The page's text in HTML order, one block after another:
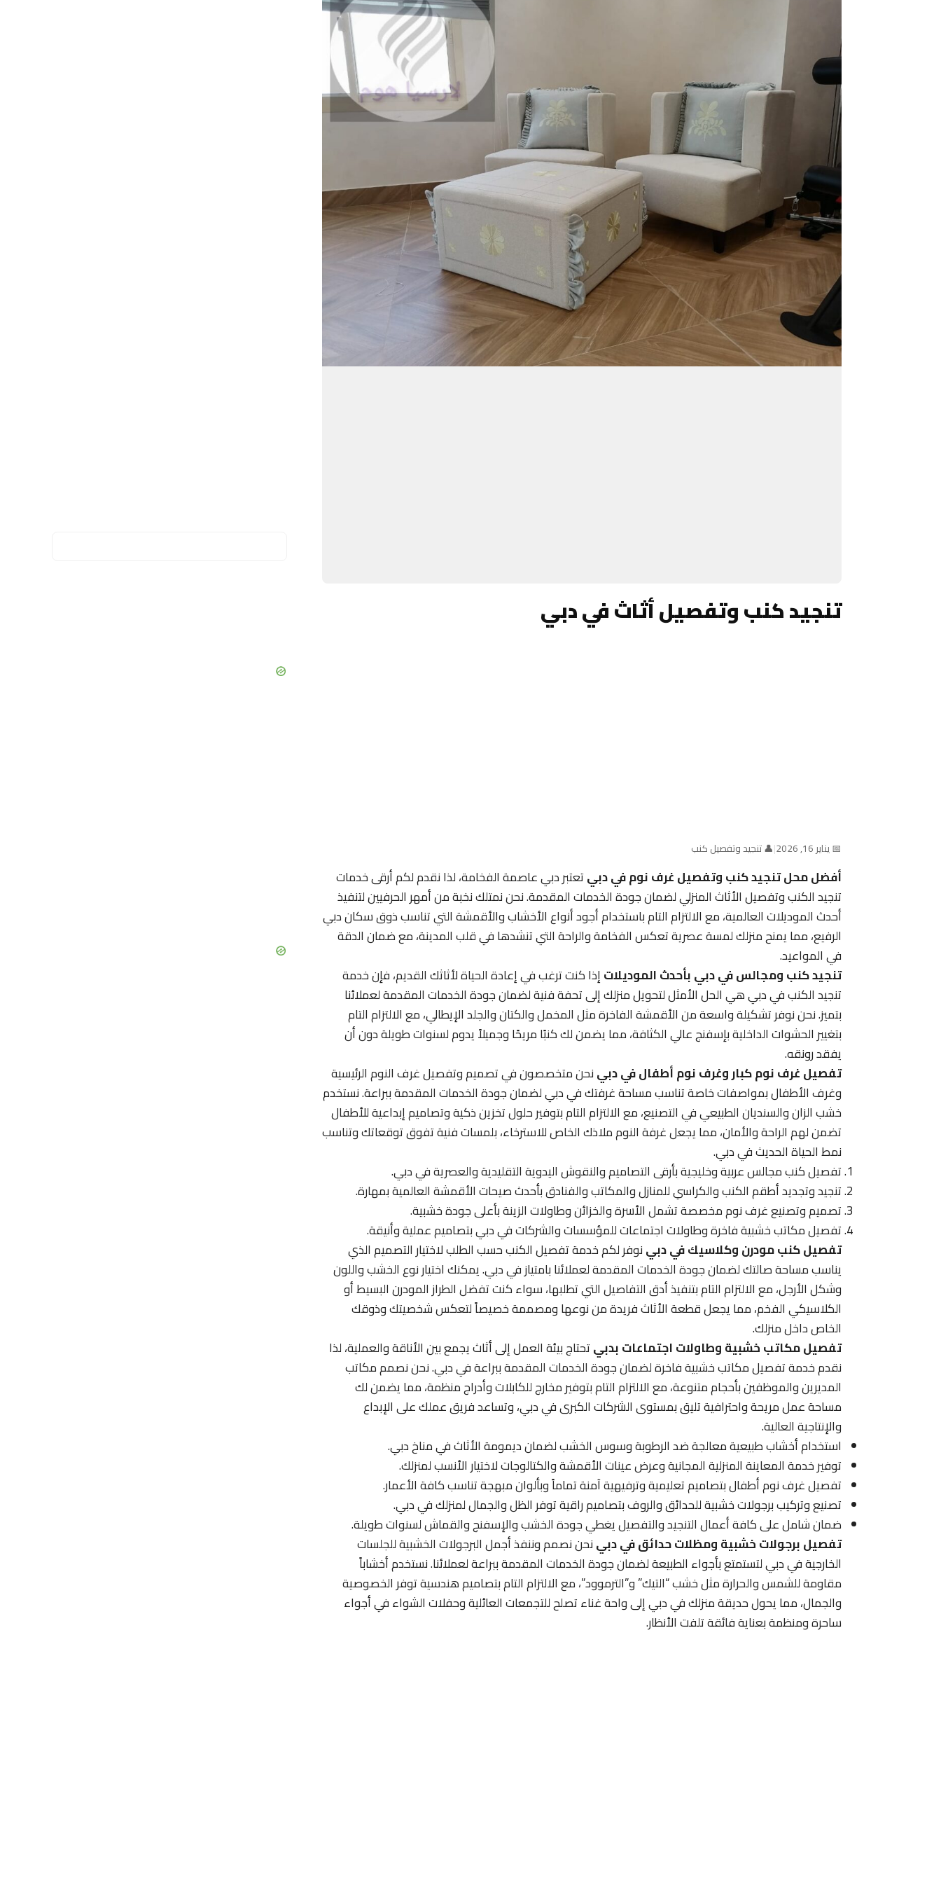
تنجيد كنب وتفصيل أثاث في دبي
📅 يناير 16, 2026 |👤 تنجيد وتفصيل كنب
أفضل محل تنجيد كنب وتفصيل غرف نوم في دبيتعتبر دبي عاصمة الفخامة، لذا نقدم لكم أرقى خدمات
تنجيد الكنب وتفصيل الأثاث المنزلي لضمان جودة الخدمات المقدمة. نحن نمتلك نخبة من أمهر الحرفيين لتنفيذ
أحدث الموديلات العالمية، مع الالتزام التام باستخدام أجود أنواع الأخشاب والأقمشة التي تناسب ذوق سكان دبي
الرفيع، مما يمنح منزلك لمسة عصرية تعكس الفخامة والراحة التي تنشدها في قلب المدينة، مع ضمان الدقة
في المواعيد.
تنجيد كنب ومجالس في دبي بأحدث الموديلاتإذا كنت ترغب في إعادة الحياة لأثاثك القديم، فإن خدمة
تنجيد الكنب في دبي هي الحل الأمثل لتحويل منزلك إلى تحفة فنية لضمان جودة الخدمات المقدمة لعملائنا
بتميز. نحن نوفر تشكيلة واسعة من الأقمشة الفاخرة مثل المخمل والكتان والجلد الإيطالي، مع الالتزام التام
بتغيير الحشوات الداخلية بإسفنج عالي الكثافة، مما يضمن لك كنبًا مريحًا وجميلاً يدوم لسنوات طويلة دون أن
يفقد رونقه.
تفصيل غرف نوم كبار وغرف نوم أطفال في دبينحن متخصصون في تصميم وتفصيل غرف النوم الرئيسية
وغرف الأطفال بمواصفات خاصة تناسب مساحة غرفتك في دبي لضمان جودة الخدمات المقدمة ببراعة. نستخدم
خشب الزان والسنديان الطبيعي في التصنيع، مع الالتزام التام بتوفير حلول تخزين ذكية وتصاميم إبداعية للأطفال
تضمن لهم الراحة والأمان، مما يجعل غرفة النوم ملاذك الخاص للاسترخاء، بلمسات فنية تفوق توقعاتك وتناسب
نمط الحياة الحديث في دبي.
تفصيل كنب مجالس عربية وخليجية بأرقى التصاميم والنقوش اليدوية التقليدية والعصرية في دبي.
تنجيد وتجديد أطقم الكنب والكراسي للمنازل والمكاتب والفنادق بأحدث صيحات الأقمشة العالمية بمهارة.
تصميم وتصنيع غرف نوم مخصصة تشمل الأسرة والخزائن وطاولات الزينة بأعلى جودة خشبية.
تفصيل مكاتب خشبية فاخرة وطاولات اجتماعات للمؤسسات والشركات في دبي بتصاميم عملية وأنيقة.
تفصيل كنب مودرن وكلاسيك في دبينوفر لكم خدمة تفصيل الكنب حسب الطلب لاختيار التصميم الذي
يناسب مساحة صالتك لضمان جودة الخدمات المقدمة لعملائنا بامتياز في دبي. يمكنك اختيار نوع الخشب واللون
وشكل الأرجل، مع الالتزام التام بتنفيذ أدق التفاصيل التي تطلبها، سواء كنت تفضل الطراز المودرن البسيط أو
الكلاسيكي الفخم، مما يجعل قطعة الأثاث فريدة من نوعها ومصممة خصيصاً لتعكس شخصيتك وذوقك
الخاص داخل منزلك.
تفصيل مكاتب خشبية وطاولات اجتماعات بدبيتحتاج بيئة العمل إلى أثاث يجمع بين الأناقة والعملية، لذا
نقدم خدمة تفصيل مكاتب خشبية فاخرة لضمان جودة الخدمات المقدمة ببراعة في دبي. نحن نصمم مكاتب
المديرين والموظفين بأحجام متنوعة، مع الالتزام التام بتوفير مخارج للكابلات وأدراج منظمة، مما يضمن لك
مساحة عمل مريحة واحترافية تليق بمستوى الشركات الكبرى في دبي، وتساعد فريق عملك على الإبداع
والإنتاجية العالية.
استخدام أخشاب طبيعية معالجة ضد الرطوبة وسوس الخشب لضمان ديمومة الأثاث في مناخ دبي.
توفير خدمة المعاينة المنزلية المجانية وعرض عينات الأقمشة والكتالوجات لاختيار الأنسب لمنزلك.
تفصيل غرف نوم أطفال بتصاميم تعليمية وترفيهية آمنة تماماً وبألوان مبهجة تناسب كافة الأعمار.
تصنيع وتركيب برجولات خشبية للحدائق والروف بتصاميم راقية توفر الظل والجمال لمنزلك في دبي.
ضمان شامل على كافة أعمال التنجيد والتفصيل يغطي جودة الخشب والإسفنج والقماش لسنوات طويلة.
تفصيل برجولات خشبية ومظلات حدائق في دبينحن نصمم وننفذ أجمل البرجولات الخشبية للجلسات
الخارجية في دبي لتستمتع بأجواء الطبيعة لضمان جودة الخدمات المقدمة ببراعة لعملائنا. نستخدم أخشاباً
مقاومة للشمس والحرارة مثل خشب “التيك” و”الترموود”، مع الالتزام التام بتصاميم هندسية توفر الخصوصية
والجمال، مما يحول حديقة منزلك في دبي إلى واحة غناء تصلح للتجمعات العائلية وحفلات الشواء في أجواء
ساحرة ومنظمة بعناية فائقة تلفت الأنظار.